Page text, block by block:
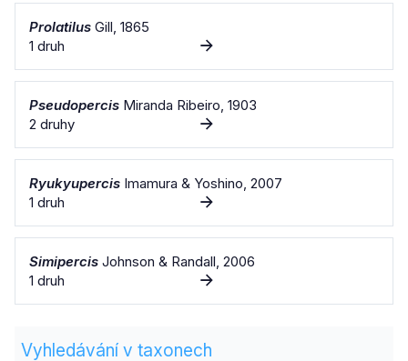
Prolatilus Gill, 1865
1 druh
Pseudopercis Miranda Ribeiro, 1903
2 druhy
Ryukyupercis Imamura & Yoshino, 2007
1 druh
Simipercis Johnson & Randall, 2006
1 druh
Vyhledávání v taxonech